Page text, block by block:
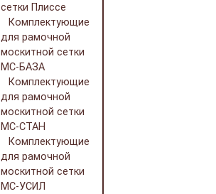
сетки Плиссе
Комплектующие
для рамочной
москитной сетки
МС-БАЗА
Комплектующие
для рамочной
москитной сетки
МС-СТАН
Комплектующие
для рамочной
москитной сетки
МС-УСИЛ